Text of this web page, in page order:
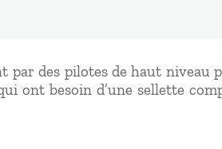
par des pilotes de haut niveau
ont besoin d’une sellette